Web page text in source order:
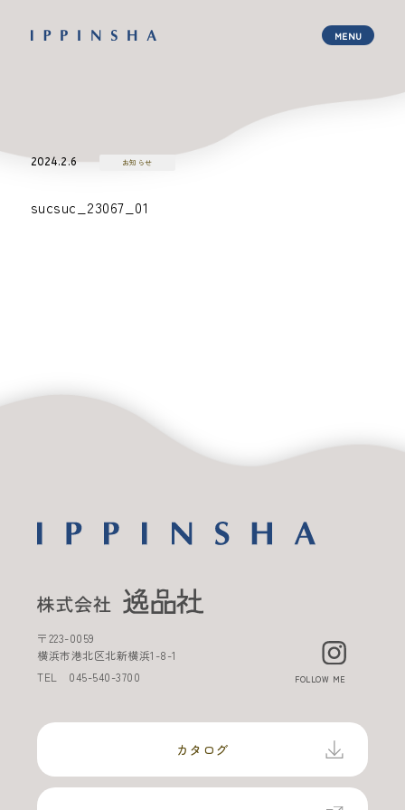
2024.2.6 お知らせ
sucsuc_23067_01
〒223-0059
横浜市港北区北新横浜1-8-1
TEL 045-540-3700 FOLLOW ME
カタログ